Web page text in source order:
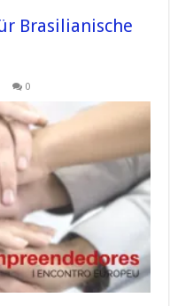
Brasilianische
0